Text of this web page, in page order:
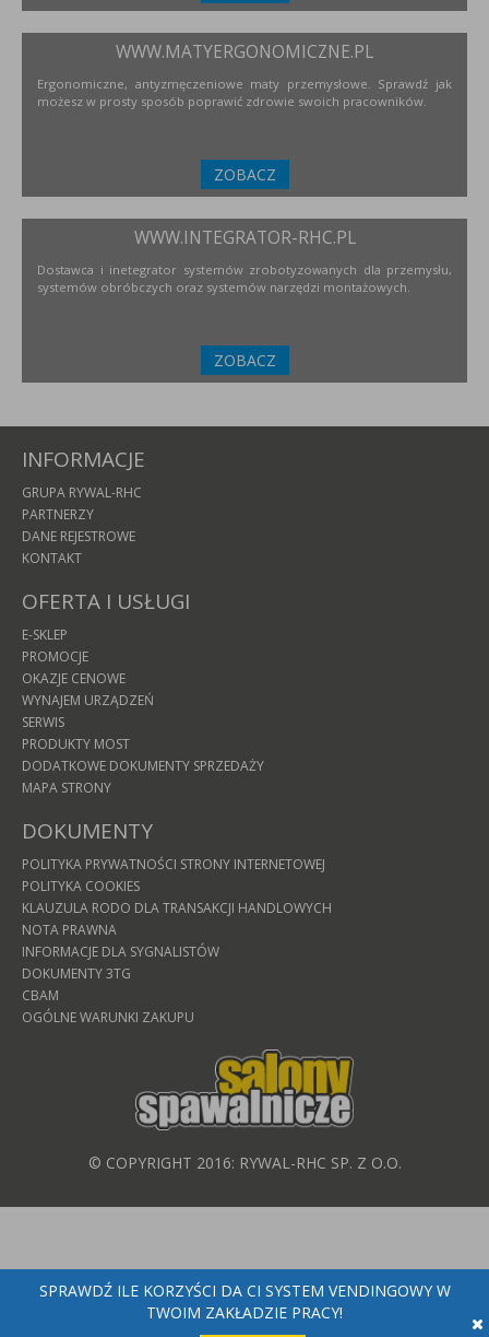
WWW.MATYERGONOMICZNE.PL
Ergonomiczne, antyzmęczeniowe maty przemysłowe. Sprawdź jak
możesz w prosty sposób poprawić zdrowie swoich pracowników.
ZOBACZ
WWW.INTEGRATOR-RHC.PL
Dostawca i inetegrator systemów zrobotyzowanych dla przemysłu,
systemów obróbczych oraz systemów narzędzi montażowych.
ZOBACZ
INFORMACJE
GRUPA RYWAL-RHC
PARTNERZY
DANE REJESTROWE
KONTAKT
OFERTA I USŁUGI
E-SKLEP
PROMOCJE
OKAZJE CENOWE
WYNAJEM URZĄDZEŃ
SERWIS
PRODUKTY MOST
DODATKOWE DOKUMENTY SPRZEDAŻY
MAPA STRONY
DOKUMENTY
POLITYKA PRYWATNOŚCI STRONY INTERNETOWEJ
POLITYKA COOKIES
KLAUZULA RODO DLA TRANSAKCJI HANDLOWYCH
NOTA PRAWNA
INFORMACJE DLA SYGNALISTÓW
DOKUMENTY 3TG
CBAM
OGÓLNE WARUNKI ZAKUPU
© COPYRIGHT 2016: RYWAL-RHC SP. Z O.O.
SPRAWDŹ ILE KORZYŚCI DA CI SYSTEM VENDINGOWY W
TWOIM ZAKŁADZIE PRACY!